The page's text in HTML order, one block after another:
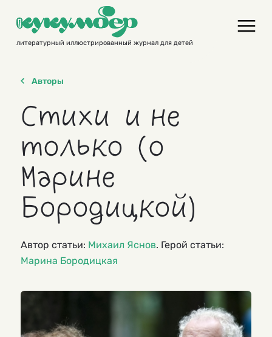
contentлитературный иллюстрированный журнал для детей
Авторы
Стихи и не
только (о
Марине
Бородицкой)
Автор статьи: Михаил Яснов. Герой статьи:
Марина Бородицкая